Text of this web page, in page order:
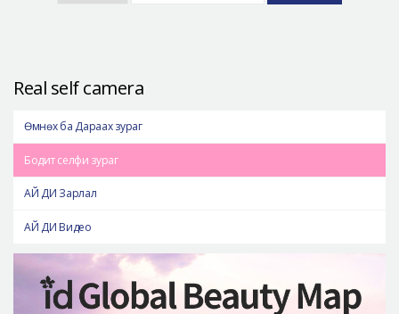
Real self camera
Өмнөх ба Дараах зураг
Бодит селфи зураг
АЙ ДИ Зарлал
АЙ ДИ Видео